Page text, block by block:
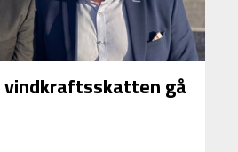
vindkraftsskatten gå